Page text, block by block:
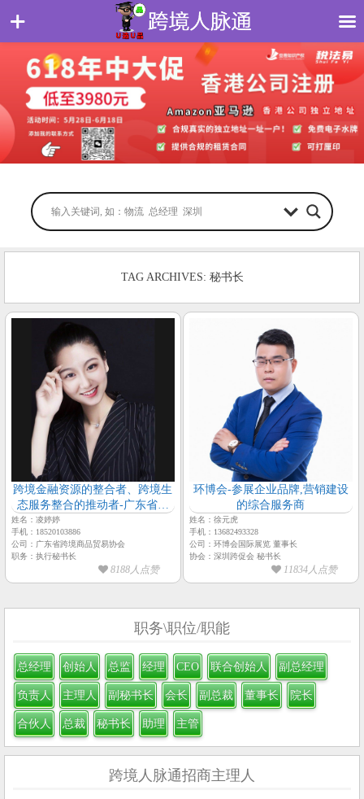
TAG ARCHIVES: 秘书长
跨境金融资源的整合者、跨境生
态服务整合的推动者-广东省跨
境商品贸易协会
姓名：凌婷婷
手机：18520103886
公司：广东省跨境商品贸易协会
职务：执行秘书长
8188人点赞
环博会-参展企业品牌,营销建设
的综合服务商
姓名：徐元虎
手机：13682493328
公司：环博会国际展览 董事长
协会：深圳跨促会 秘书长
11834人点赞
职务\职位/职能
总经理 创始人 总监 经理 CEO 联合创始人 副总经理
负责人 主理人 副秘书长 会长 副总裁 董事长 院长
合伙人 总裁 秘书长 助理 主管
跨境人脉通招商主理人